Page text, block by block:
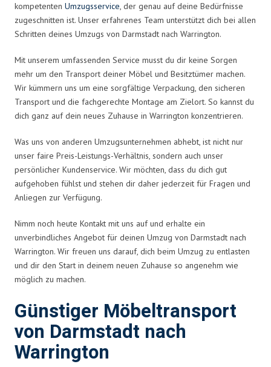
kompetenten Umzugsservice, der genau auf deine Bedürfnisse
zugeschnitten ist. Unser erfahrenes Team unterstützt dich bei allen
Schritten deines Umzugs von Darmstadt nach Warrington.
Mit unserem umfassenden Service musst du dir keine Sorgen
mehr um den Transport deiner Möbel und Besitztümer machen.
Wir kümmern uns um eine sorgfältige Verpackung, den sicheren
Transport und die fachgerechte Montage am Zielort. So kannst du
dich ganz auf dein neues Zuhause in Warrington konzentrieren.
Was uns von anderen Umzugsunternehmen abhebt, ist nicht nur
unser faire Preis-Leistungs-Verhältnis, sondern auch unser
persönlicher Kundenservice. Wir möchten, dass du dich gut
aufgehoben fühlst und stehen dir daher jederzeit für Fragen und
Anliegen zur Verfügung.
Nimm noch heute Kontakt mit uns auf und erhalte ein
unverbindliches Angebot für deinen Umzug von Darmstadt nach
Warrington. Wir freuen uns darauf, dich beim Umzug zu entlasten
und dir den Start in deinem neuen Zuhause so angenehm wie
möglich zu machen.
Günstiger Möbeltransport
von Darmstadt nach
Warrington